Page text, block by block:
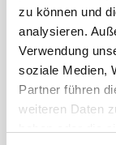
zu können und
analysieren.
Verwendung
soziale Medien,
Partner führen
weiteren Daten
September
August 2020
Juni 2020
Mai 2020
April 2020